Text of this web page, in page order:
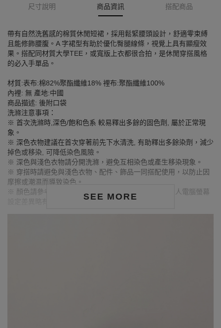
尺寸說明 商品資訊 搭配商品
SEE MORE
帶有自然洗舊感的棉質休閒短裙，採用鬆緊腰頭設計，舒適零束縛
且能修飾腰腹。A 字裙型有助於優化臀腿線條，視覺上具有顯瘦效
果。搭配同材質大學TEE，或寬版上衣都很合拍，是休閒穿搭風格
的必入手單品。
材質:表布:棉82%聚酯纖維18% 裡布:聚酯纖維100%
內裡: 無 產地:中國
商品描述: 後附口袋
洗滌注意事項：
※ 首次洗滌時,深色/飽和色系 較易釋出多餘的固色劑, 屬於正常現
象。
※ 深色衣物建議在首次穿著前先下水清洗, 有助釋出多餘染劑，減少
掉色或移染, 可降低染色風險。
※ 深色與淺色衣物請分開洗滌，避免互相染色或產生移染現象。
※ 穿搭時請避免與淺色衣物、配件、飾品一同搭配使用，以防止因
摩擦或潮濕而導致染色。
※ 顏色請參考單品圖片較為接近，但因圖檔顏色會因個人電腦螢幕
設定差異略有不同，請以實際商品顏色為準。